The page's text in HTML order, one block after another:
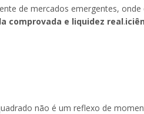
de mercados emergentes,
comprovada e liquidez real.
não é um reflexo de